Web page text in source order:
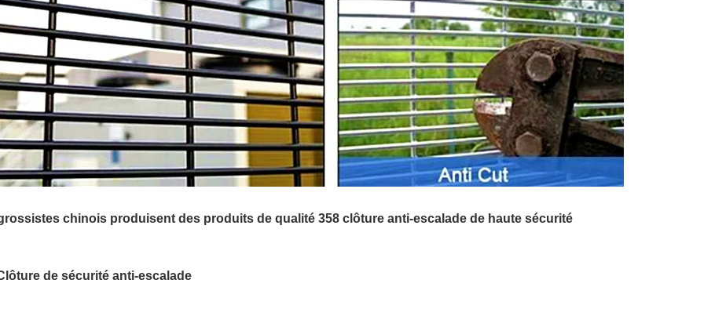
chinois produisent des produits de qualité 358 clôture anti-escalade de haute sécurité
de sécurité anti-escalade